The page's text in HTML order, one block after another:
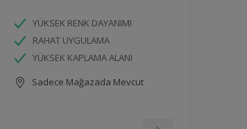
YÜKSEK RENK DAYANIMI
RAHAT UYGULAMA
YÜKSEK KAPLAMA ALANI
Sadece Mağazada Mevcut